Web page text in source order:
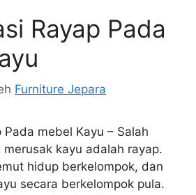
Rayap Pada
Furniture Jepara
Pada mebel Kayu – Salah
kayu adalah rayap.
hidup berkelompok, dan
secara berkelompok pula.